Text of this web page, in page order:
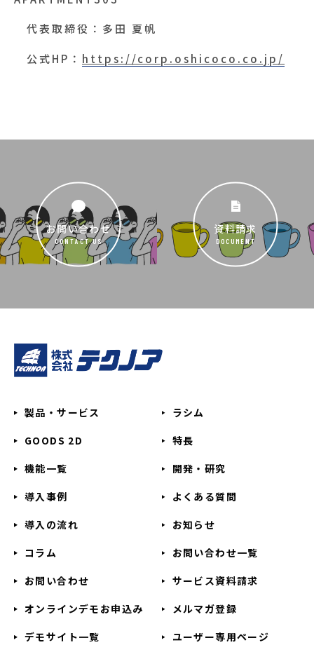
代表取締役：多田 夏帆
公式HP： https://corp.oshicoco.co.jp/
お問い合わせ
CONTACT US
資料請求
DOCUMENT
製品・サービス
ラシム
GOODS 2D
特長
機能一覧
開発・研究
導入事例
よくある質問
導入の流れ
お知らせ
コラム
お問い合わせ一覧
お問い合わせ
サービス資料請求
オンラインデモお申込み
メルマガ登録
デモサイト一覧
ユーザー専用ページ